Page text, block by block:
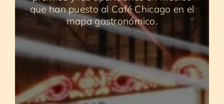
que han puesto al Café Chicago en el
mapa gastronómico.